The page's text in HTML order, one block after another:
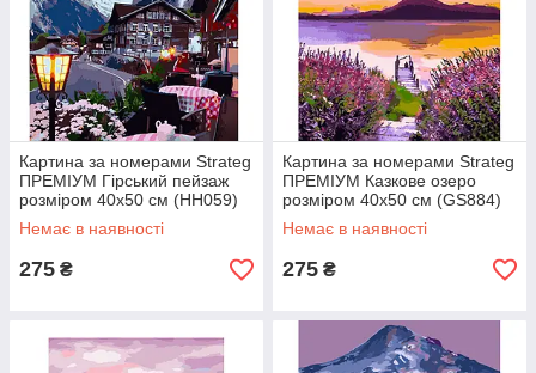
Картина за номерами Strateg
ПРЕМІУМ Гірський пейзаж
розміром 40х50 см (HH059)
Немає в наявності
275 ₴
Картина за номерами Strateg
ПРЕМІУМ Казкове озеро
розміром 40х50 см (GS884)
Немає в наявності
275 ₴